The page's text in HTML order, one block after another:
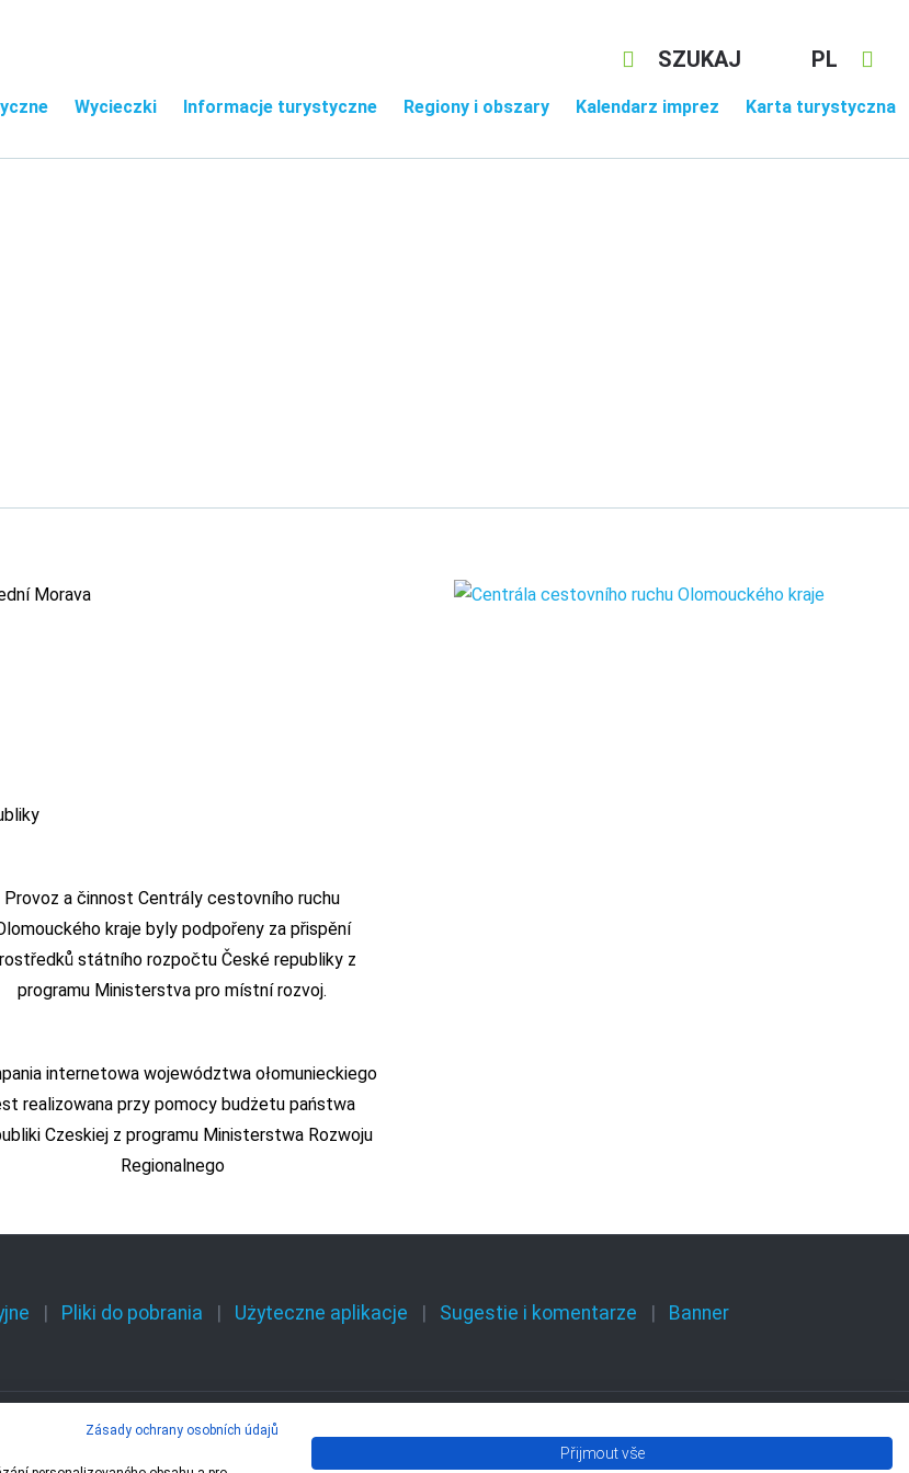
PL
SZUKAJ
Wycieczki Informacje turystyczne Regiony i obszary Kalendarz imprez Karta turystyczna
Pliki do pobrania Użyteczne aplikacje Sugestie i komentarze Banner
Provoz a činnost Centrály cestovního ruchu
kraje byly podpořeny za přispění
státního rozpočtu České republiky z
programu Ministerstva pro místní rozvoj.
internetowa województwa ołomunieckiego
realizowana przy pomocy budżetu państwa
Czeskiej z programu Ministerstwa Rozwoju
Regionalnego
kraj,Centrála cestovního ruchu Olomouckého kraje
Zásady ochrany osobních údajů
Přijmout vše